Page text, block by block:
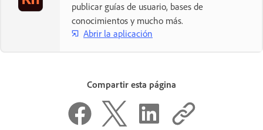
publicar guías de usuario, bases de
conocimientos y mucho más.
Abrir la aplicación
Compartir esta página